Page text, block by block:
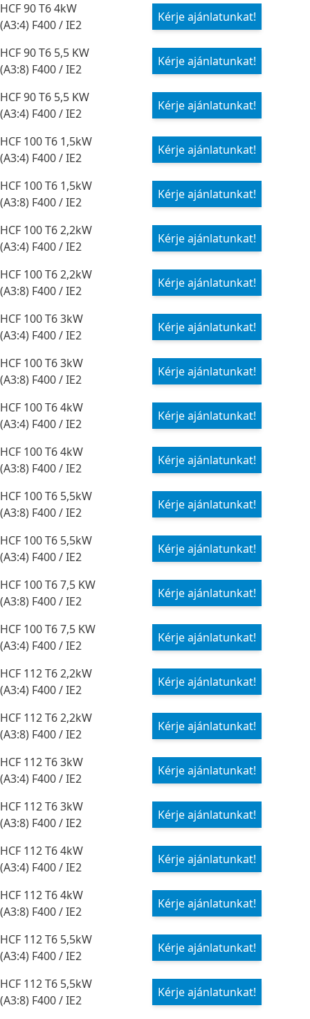
HCF 90 T6 4kW
(A3:4) F400 / IE2
Kérje ajánlatunkat!
HCF 90 T6 5,5 KW
(A3:8) F400 / IE2
Kérje ajánlatunkat!
HCF 90 T6 5,5 KW
(A3:4) F400 / IE2
Kérje ajánlatunkat!
HCF 100 T6 1,5kW
(A3:4) F400 / IE2
Kérje ajánlatunkat!
HCF 100 T6 1,5kW
(A3:8) F400 / IE2
Kérje ajánlatunkat!
HCF 100 T6 2,2kW
(A3:4) F400 / IE2
Kérje ajánlatunkat!
HCF 100 T6 2,2kW
(A3:8) F400 / IE2
Kérje ajánlatunkat!
HCF 100 T6 3kW
(A3:4) F400 / IE2
Kérje ajánlatunkat!
HCF 100 T6 3kW
(A3:8) F400 / IE2
Kérje ajánlatunkat!
HCF 100 T6 4kW
(A3:4) F400 / IE2
Kérje ajánlatunkat!
HCF 100 T6 4kW
(A3:8) F400 / IE2
Kérje ajánlatunkat!
HCF 100 T6 5,5kW
(A3:8) F400 / IE2
Kérje ajánlatunkat!
HCF 100 T6 5,5kW
(A3:4) F400 / IE2
Kérje ajánlatunkat!
HCF 100 T6 7,5 KW
(A3:8) F400 / IE2
Kérje ajánlatunkat!
HCF 100 T6 7,5 KW
(A3:4) F400 / IE2
Kérje ajánlatunkat!
HCF 112 T6 2,2kW
(A3:4) F400 / IE2
Kérje ajánlatunkat!
HCF 112 T6 2,2kW
(A3:8) F400 / IE2
Kérje ajánlatunkat!
HCF 112 T6 3kW
(A3:4) F400 / IE2
Kérje ajánlatunkat!
HCF 112 T6 3kW
(A3:8) F400 / IE2
Kérje ajánlatunkat!
HCF 112 T6 4kW
(A3:4) F400 / IE2
Kérje ajánlatunkat!
HCF 112 T6 4kW
(A3:8) F400 / IE2
Kérje ajánlatunkat!
HCF 112 T6 5,5kW
(A3:4) F400 / IE2
Kérje ajánlatunkat!
HCF 112 T6 5,5kW
(A3:8) F400 / IE2
Kérje ajánlatunkat!